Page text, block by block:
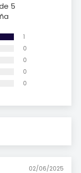
5
1
0
0
0
0
02/06/2025